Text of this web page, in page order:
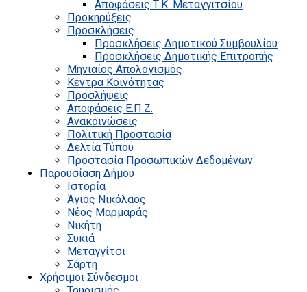
Αποφάσεις Τ.Κ. Μεταγγιτσίου
Προκηρύξεις
Προσκλήσεις
Προσκλήσεις Δημοτικού Συμβουλίου
Προσκλήσεις Δημοτικής Επιτροπής
Μηνιαίος Απολογισμός
Κέντρα Κοινότητας
Προσλήψεις
Αποφάσεις Ε.Π.Ζ.
Ανακοινώσεις
Πολιτική Προστασία
Δελτία Τύπου
Προστασία Προσωπικών Δεδομένων
Παρουσίαση Δήμου
Ιστορία
Άγιος Νικόλαος
Νέος Μαρμαράς
Νικήτη
Συκιά
Μεταγγίτσι
Σάρτη
Χρήσιμοι Σύνδεσμοι